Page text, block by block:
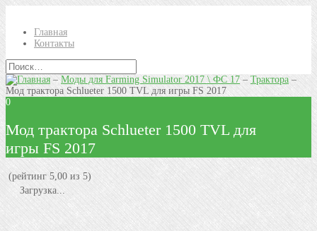
Главная
Контакты
–Моды для Farming Simulator 2017 \ ФС 17– Трактора–
Мод трактора Schlueter 1500 TVL для игры FS 2017
0
Мод трактора Schlueter 1500 TVL для
игры FS 2017
(рейтинг 5,00 из 5)
Загрузка...